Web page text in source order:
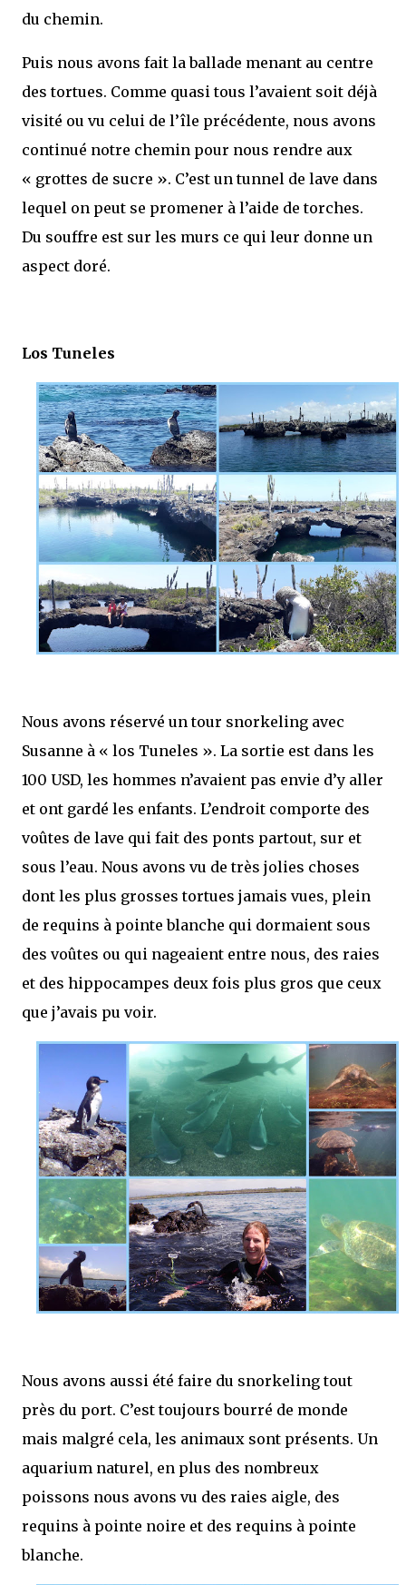
du chemin.
Puis nous avons fait la ballade menant au centre
des tortues. Comme quasi tous l’avaient soit déjà
visité ou vu celui de l’île précédente, nous avons
continué notre chemin pour nous rendre aux
« grottes de sucre ». C’est un tunnel de lave dans
lequel on peut se promener à l’aide de torches.
Du souffre est sur les murs ce qui leur donne un
aspect doré.
Los Tuneles
Nous avons réservé un tour snorkeling avec
Susanne à « los Tuneles ». La sortie est dans les
100 USD, les hommes n’avaient pas envie d’y aller
et ont gardé les enfants. L’endroit comporte des
voûtes de lave qui fait des ponts partout, sur et
sous l’eau. Nous avons vu de très jolies choses
dont les plus grosses tortues jamais vues, plein
de requins à pointe blanche qui dormaient sous
des voûtes ou qui nageaient entre nous, des raies
et des hippocampes deux fois plus gros que ceux
que j’avais pu voir.
Nous avons aussi été faire du snorkeling tout
près du port. C’est toujours bourré de monde
mais malgré cela, les animaux sont présents. Un
aquarium naturel, en plus des nombreux
poissons nous avons vu des raies aigle, des
requins à pointe noire et des requins à pointe
blanche.